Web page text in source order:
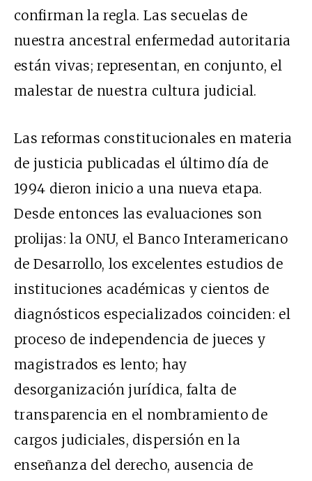
confirman la regla. Las secuelas de
nuestra ancestral enfermedad autoritaria
están vivas; representan, en conjunto, el
malestar de nuestra cultura judicial.
Las reformas constitucionales en materia
de justicia publicadas el último día de
1994 dieron inicio a una nueva etapa.
Desde entonces las evaluaciones son
prolijas: la ONU, el Banco Interamericano
de Desarrollo, los excelentes estudios de
instituciones académicas y cientos de
diagnósticos especializados coinciden: el
proceso de independencia de jueces y
magistrados es lento; hay
desorganización jurídica, falta de
transparencia en el nombramiento de
cargos judiciales, dispersión en la
enseñanza del derecho, ausencia de